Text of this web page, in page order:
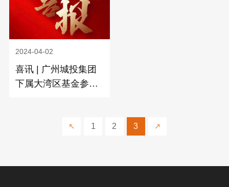
2024-04-02
喜讯 | 广州城投集团
下属大湾区基金参与
1 2 3